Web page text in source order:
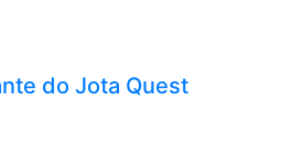
do Jota Quest